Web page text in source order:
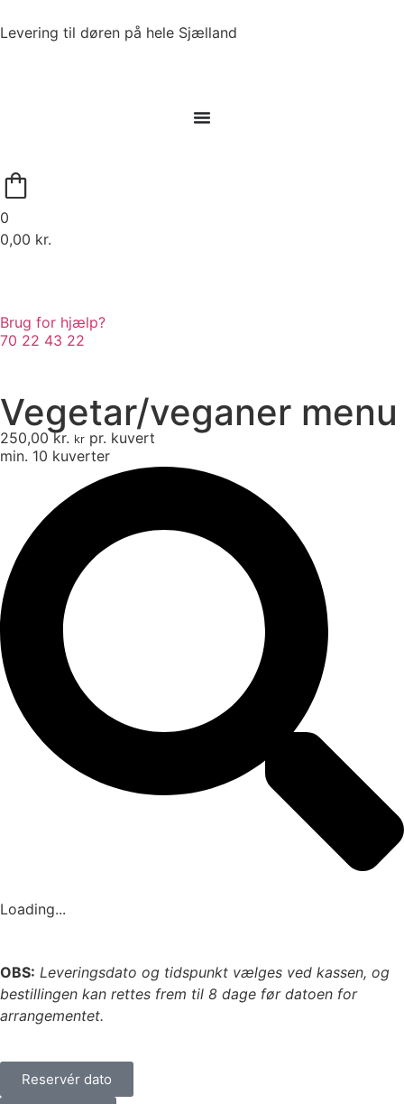
Levering til døren på hele Sjælland
0
0,00 kr.
Brug for hjælp?
70 22 43 22
Vegetar/veganer menu
250,00kr. kr pr. kuvert
min. 10 kuverter
Loading...
OBS: Leveringsdato og tidspunkt vælges ved kassen, og
bestillingen kan rettes frem til 8 dage før datoen for
arrangementet.
Reservér dato